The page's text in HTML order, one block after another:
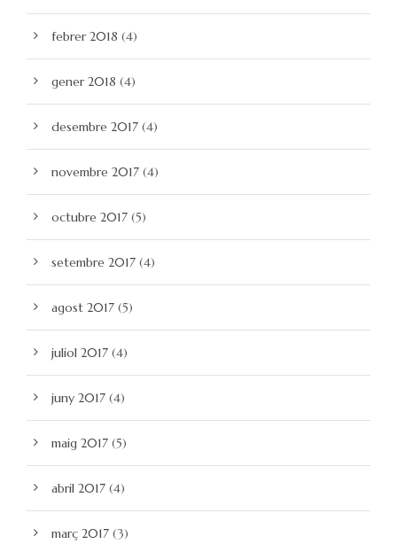
febrer 2018 (4)
gener 2018 (4)
desembre 2017 (4)
novembre 2017 (4)
octubre 2017 (5)
setembre 2017 (4)
agost 2017 (5)
juliol 2017 (4)
juny 2017 (4)
maig 2017 (5)
abril 2017 (4)
març 2017 (3)